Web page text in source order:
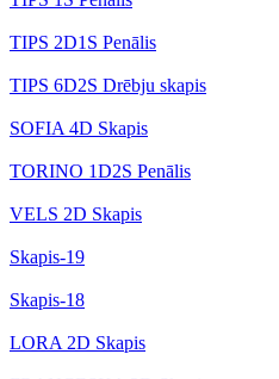
TIPS 2D1S Penālis
TIPS 6D2S Drēbju skapis
SOFIA 4D Skapis
TORINO 1D2S Penālis
VELS 2D Skapis
Skapis-19
Skapis-18
LORA 2D Skapis